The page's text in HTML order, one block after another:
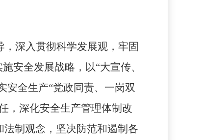
深入贯彻科学发展观，牢固
安全发展战略，以“大宣传、
安全生产“党政同责、一岗双
，深化安全生产管理体制改
制观念，坚决防范和遏制各